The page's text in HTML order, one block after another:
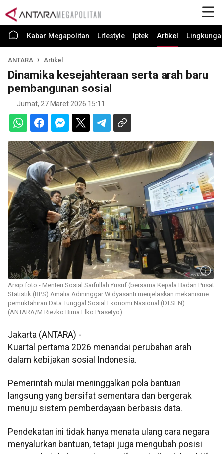
Kabar Megapolitan Lifestyle Iptek Artikel
ANTARA Artikel
Dinamika kesejahteraan serta arah baru
pembangunan sosial
Jumat, 27 Maret 2026 15:11
Arsip foto - Menteri Sosial Saifullah Yusuf (bersama Kepala Badan Pusat
Statistik (BPS) Amalia Adininggar Widyasanti menjelaskan mekanisme
pemuktahiran Data Tunggal Sosial Ekonomi Nasional (DTSEN).
(ANTARA/M Riezko Bima Elko Prasetyo)
Jakarta (ANTARA) -
Kuartal pertama 2026 menandai perubahan arah
dalam kebijakan sosial Indonesia.
Pemerintah mulai meninggalkan pola bantuan
langsung yang bersifat sementara dan bergerak
menuju sistem pemberdayaan berbasis data.
Pendekatan ini tidak hanya menata ulang cara negara
menyalurkan bantuan, tetapi juga mengubah posisi